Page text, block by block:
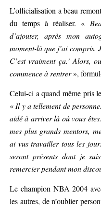
L’officialisation a beau
du temps à réaliser. «
d’ajouter, après mon
moment-là que j’ai compris.
C’est vraiment ça.’ Alors,
commence à rentrer»,
Celui-ci a quand même pris
«Il y a tellement de
aidé à arriver là où vous
mes plus grands mentors,
ai vus travailler tous les
seront présents dont je
remercier pendant mon
Le champion NBA 2004
les autres, de n’oublier